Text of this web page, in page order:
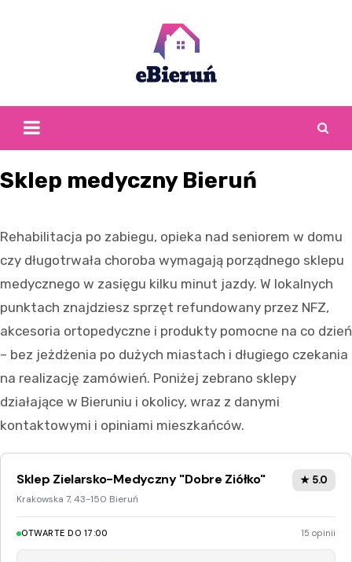
Sklep medyczny Bieruń
Rehabilitacja po zabiegu, opieka nad seniorem w domu
czy długotrwała choroba wymagają porządnego sklepu
medycznego w zasięgu kilku minut jazdy. W lokalnych
punktach znajdziesz sprzęt refundowany przez NFZ,
akcesoria ortopedyczne i produkty pomocne na co dzień
– bez jeżdżenia po dużych miastach i długiego czekania
na realizację zamówień. Poniżej zebrano sklepy
działające w Bieruniu i okolicy, wraz z danymi
kontaktowymi i opiniami mieszkańców.
Sklep Zielarsko-Medyczny "Dobre Ziółko"
Krakowska 7, 43-150 Bieruń
★ 5.0
OTWARTE DO 17:00 15 opinii